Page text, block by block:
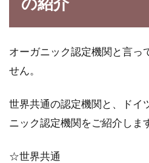
オーガニック認定機関と言っ
せん。
世界共通の認定機関と、ドイ
ニック認定機関をご紹介しま
☆世界共通